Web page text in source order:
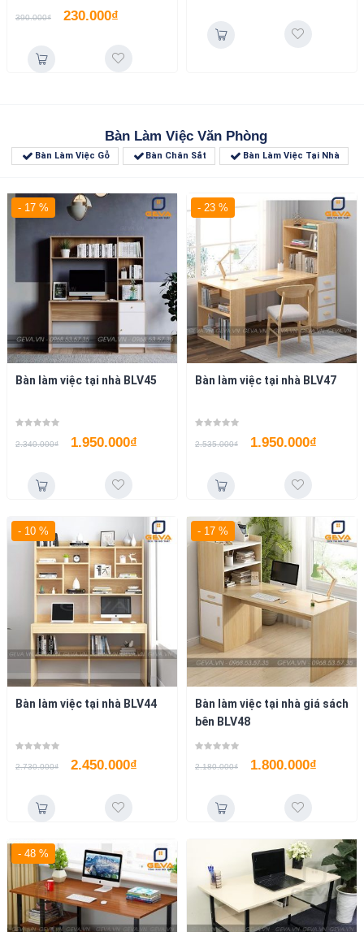
390.000₫ 230.000₫
Bàn Làm Việc Văn Phòng
Bàn Làm Việc Gỗ Bàn Chân Sắt Bàn Làm Việc Tại Nhà
- 17 %
Bàn làm việc tại nhà BLV45
2.340.000₫ 1.950.000₫
- 23 %
Bàn làm việc tại nhà BLV47
2.535.000₫ 1.950.000₫
- 10 %
Bàn làm việc tại nhà BLV44
2.730.000₫ 2.450.000₫
- 17 %
Bàn làm việc tại nhà giá sách
bên BLV48
2.180.000₫ 1.800.000₫
- 48 %